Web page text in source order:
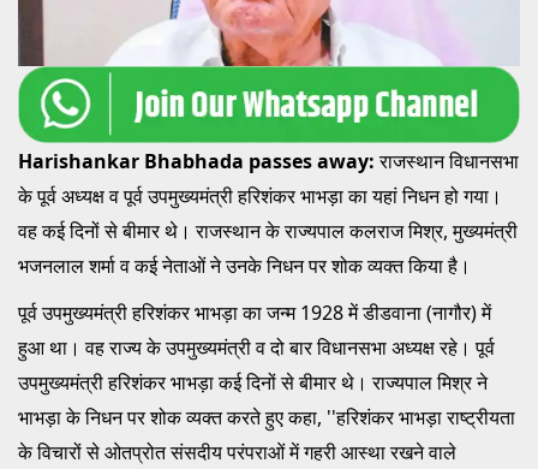
Harishankar Bhabhada passes away:राजस्थान विधानसभा
के पूर्व अध्यक्ष व पूर्व उपमुख्यमंत्री हरिशंकर भाभड़ा का यहां निधन हो गया।
वह कई दिनों से बीमार थे। राजस्थान के राज्यपाल कलराज मिश्र, मुख्यमंत्री
भजनलाल शर्मा व कई नेताओं ने उनके निधन पर शोक व्यक्त किया है।
पूर्व उपमुख्यमंत्री हरिशंकर भाभड़ा का जन्म 1928 में डीडवाना (नागौर) में
हुआ था। वह राज्य के उपमुख्यमंत्री व दो बार विधानसभा अध्यक्ष रहे। पूर्व
उपमुख्यमंत्री हरिशंकर भाभड़ा कई दिनों से बीमार थे। राज्यपाल मिश्र ने
भाभड़ा के निधन पर शोक व्यक्त करते हुए कहा, ''हरिशंकर भाभड़ा राष्ट्रीयता
के विचारों से ओतप्रोत संसदीय परंपराओं में गहरी आस्था रखने वाले